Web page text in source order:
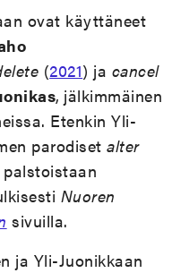
ovat käyttäneet
(2021) ja cancel
, jälkimmäinen
Etenkin Yli-
parodisetalter
Nuoren
sivuilla.
ja Yli-Juonikkaan